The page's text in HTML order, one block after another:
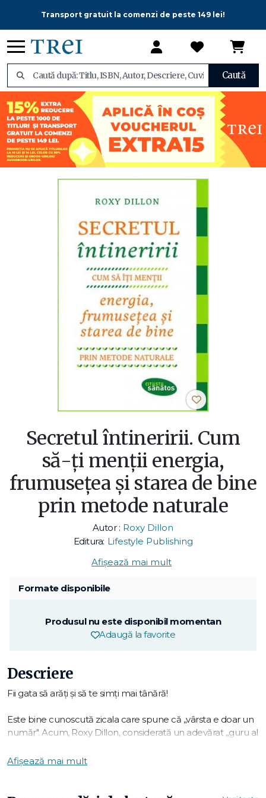
Transport gratuit la comenzi de peste 149 lei!
Caută
Secretul întineririi. Cum
să-ți menții energia,
frumusețea și starea de bine
prin metode naturale
Autor : Roxy Dillon
Editura: Lifestyle Publishing
Afișează mai mult
Formate disponibile
Produsul nu este disponibil momentan
Adaugă la favorite
Descriere
Fii gata să arăți și să te simți mai tânără!
Este bine cunoscută zicala care spune că „vârsta e doar un
număr". Acum, Roxy Dillon, considerată un adevărat „guru al
ochi nu sunt pur și simplu o parte inevitabilă a procesului de
Afișează mai mult